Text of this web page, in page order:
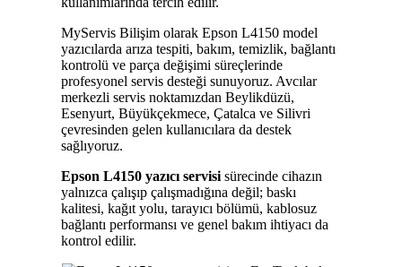
MyServis Bilişim olarak Epson L4150 model
yazıcılarda arıza tespiti, bakım, temizlik, bağlantı
kontrolü ve parça değişimi süreçlerinde
profesyonel servis desteği sunuyoruz. Avcılar
merkezli servis noktamızdan Beylikdüzü,
Esenyurt, Büyükçekmece, Çatalca ve Silivri
çevresinden gelen kullanıcılara da destek
sağlıyoruz.
Epson L4150 yazıcı servisi sürecinde cihazın
yalnızca çalışıp çalışmadığına değil; baskı
kalitesi, kağıt yolu, tarayıcı bölümü, kablosuz
bağlantı performansı ve genel bakım ihtiyacı da
kontrol edilir.